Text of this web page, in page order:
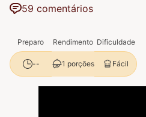
59 comentários
Preparo Rendimento Dificuldade
-- 1 porções Fácil